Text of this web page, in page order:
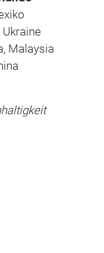
Ukraine
Malaysia